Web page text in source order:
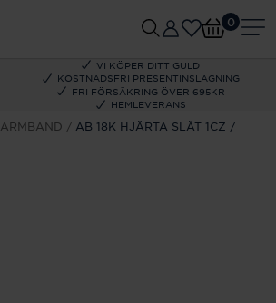
VI KÖPER DITT GULD
KOSTNADSFRI PRESENTINSLAGNING
FRI FÖRSÄKRING ÖVER 695KR
HEMLEVERANS
0
ARMBAND AB 18K HJÄRTA SLÄT 1CZ